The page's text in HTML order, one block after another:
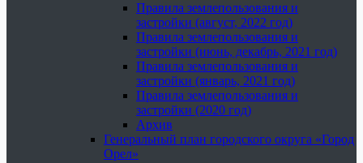
Правила землепользования и
застройки (август, 2022 год)
Правила землепользования и
застройки (июнь, декабрь, 2021 год)
Правила землепользования и
застройки (январь, 2021 год)
Правила землепользования и
застройки (2020 год)
Архив
Генеральный план городского округа «Город
Орел»